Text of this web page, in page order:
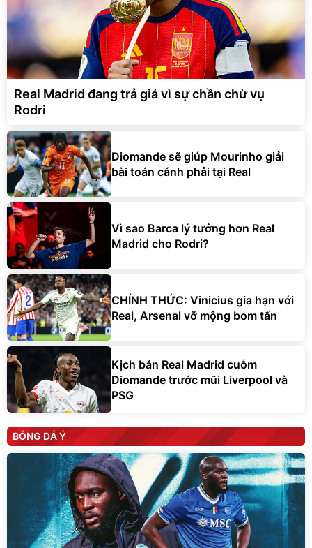
Real Madrid đang trả giá vì sự chần chừ vụ
Rodri
Diomande sẽ giúp Mourinho giải
bài toán cánh phải tại Real
Vì sao Barca lý tưởng hơn Real
Madrid cho Rodri?
CHÍNH THỨC: Vinicius gia hạn với
Real, Arsenal vỡ mộng bom tấn
Kịch bản Real Madrid cuỗm
Diomande trước mũi Liverpool và
PSG
BÓNG ĐÁ Ý